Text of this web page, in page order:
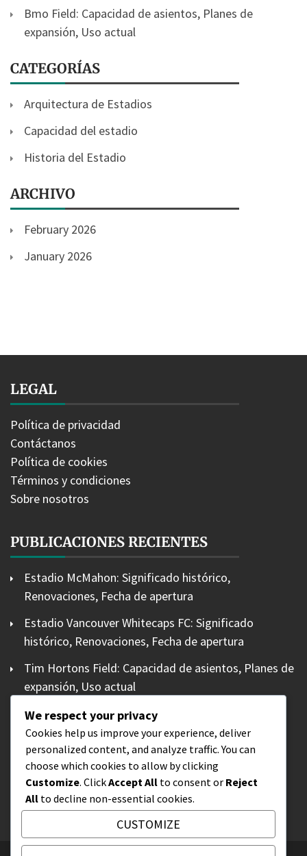
Bmo Field: Capacidad de asientos, Planes de
expansión, Uso actual
CATEGORÍAS
Arquitectura de Estadios
Capacidad del estadio
Historia del Estadio
ARCHIVO
February 2026
January 2026
LEGAL
Política de privacidad
Contáctanos
Política de cookies
Términos y condiciones
Sobre nosotros
PUBLICACIONES RECIENTES
Estadio McMahon: Significado histórico,
Renovaciones, Fecha de apertura
Estadio Vancouver Whitecaps FC: Significado
histórico, Renovaciones, Fecha de apertura
Tim Hortons Field: Capacidad de asientos, Planes de
expansión, Uso actual
Estadio de la Mancomunidad: Capacidad de
asientos, Planes de expansión, Uso actual
Bmo Field: Capacidad de asientos, Planes de
expansión, Uso actual
We respect your privacy
Cookies help us improve your experience, deliver
personalized content, and analyze traffic. You can
choose which cookies to allow by clicking
Customize. ClickAccept All to consent or Reject
All to decline non-essential cookies.
CUSTOMIZE